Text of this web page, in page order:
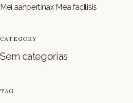
Mei aanpertinax Mea facilisis
CATEGORY
Sem categorias
TAG